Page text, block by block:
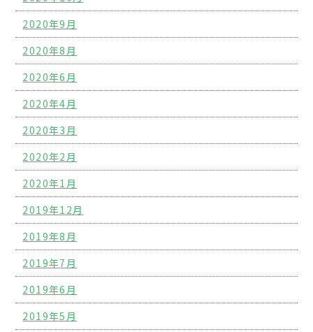
2020年9月
2020年8月
2020年6月
2020年4月
2020年3月
2020年2月
2020年1月
2019年12月
2019年8月
2019年7月
2019年6月
2019年5月